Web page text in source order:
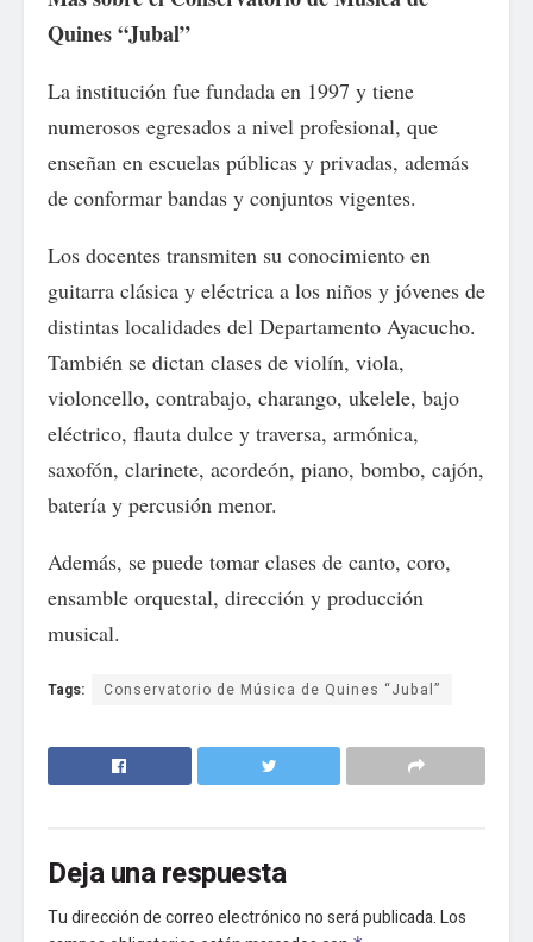
Quines “Jubal”
La institución fue fundada en 1997 y tiene
numerosos egresados a nivel profesional, que
enseñan en escuelas públicas y privadas, además
de conformar bandas y conjuntos vigentes.
Los docentes transmiten su conocimiento en
guitarra clásica y eléctrica a los niños y jóvenes de
distintas localidades del Departamento Ayacucho.
También se dictan clases de violín, viola,
violoncello, contrabajo, charango, ukelele, bajo
eléctrico, flauta dulce y traversa, armónica,
saxofón, clarinete, acordeón, piano, bombo, cajón,
batería y percusión menor.
Además, se puede tomar clases de canto, coro,
ensamble orquestal, dirección y producción
musical.
Tags: Conservatorio de Música de Quines “Jubal”
Deja una respuesta
Tu dirección de correo electrónico no será publicada.Los